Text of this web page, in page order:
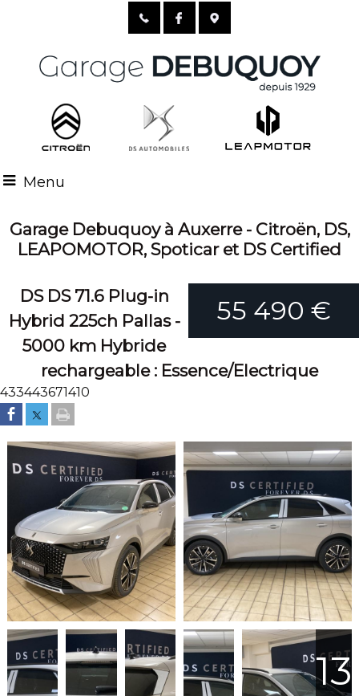
Menu
Garage Debuquoy à Auxerre - Citroën, DS,
LEAPOMOTOR, Spoticar et DS Certified
55 490 €
DS DS 71.6 Plug-in
Hybrid 225ch Pallas -
5000 km Hybride
rechargeable : Essence/Electrique
433443671410
13